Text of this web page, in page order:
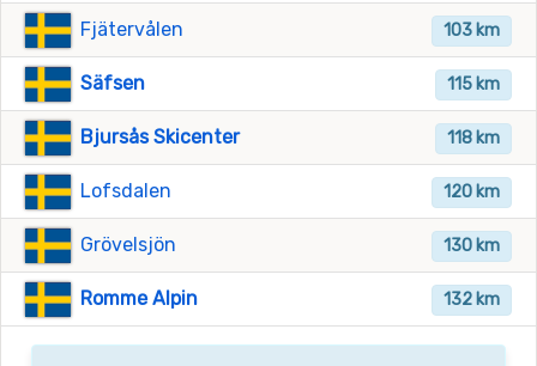
103 km
Fjätervålen
115 km
Säfsen
118 km
Bjursås Skicenter
120 km
Lofsdalen
130 km
Grövelsjön
132 km
Romme Alpin